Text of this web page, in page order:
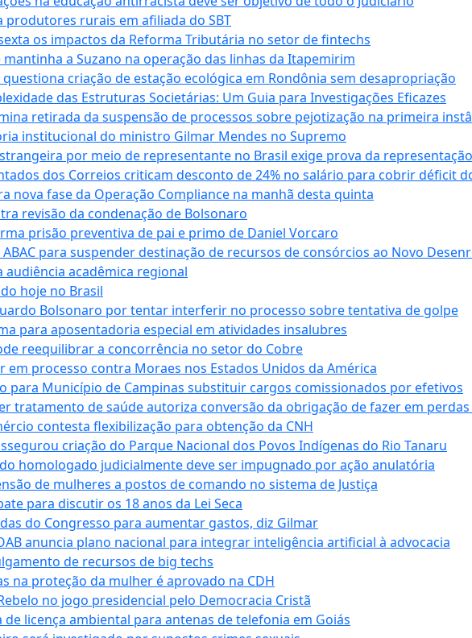
rurais em afiliada do SBT
os impactos da Reforma Tributária no setor de fintechs
a Suzano na operação das linhas da Itapemirim
criação de estação ecológica em Rondônia sem desapropriação
das Estruturas Societárias: Um Guia para Investigações Eficazes
retirada da suspensão de processos sobre pejotização na primeira
institucional do ministro Gilmar Mendes no Supremo
por meio de representante no Brasil exige prova da representação
dos Correios criticam desconto de 24% no salário para cobrir déficit
nova fase da Operação Compliance na manhã desta quinta
revisão da condenação de Bolsonaro
prisão preventiva de pai e primo de Daniel Vorcaro
para suspender destinação de recursos de consórcios ao Novo
audiência acadêmica regional
hoje no Brasil
Bolsonaro por tentar interferir no processo sobre tentativa de golpe
para aposentadoria especial em atividades insalubres
reequilibrar a concorrência no setor do Cobre
em processo contra Moraes nos Estados Unidos da América
para Município de Campinas substituir cargos comissionados por efetivos
tratamento de saúde autoriza conversão da obrigação de fazer em perdas
contesta flexibilização para obtenção da CNH
criação do Parque Nacional dos Povos Indígenas do Rio Tanaru
homologado judicialmente deve ser impugnado por ação anulatória
de mulheres a postos de comando no sistema de Justiça
para discutir os 18 anos da Lei Seca
do Congresso para aumentar gastos, diz Gilmar
anuncia plano nacional para integrar inteligência artificial à advocacia
de recursos de big techs
na proteção da mulher é aprovado na CDH
no jogo presidencial pelo Democracia Cristã
de licença ambiental para antenas de telefonia em Goiás